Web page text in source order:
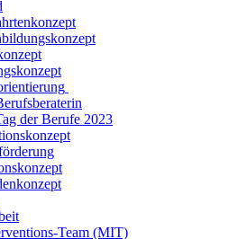
der Berufe 2023
Team (MIT)